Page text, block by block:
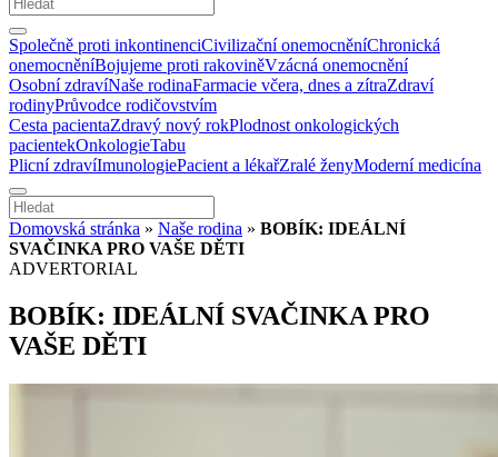
Společně proti inkontinenciCivilizační onemocněníChronická
onemocněníBojujeme proti rakoviněVzácná onemocnění
Osobní zdravíNaše rodinaFarmacie včera, dnes a zítraZdraví
rodinyPrůvodce rodičovstvím
Cesta pacientaZdravý nový rokPlodnost onkologických
pacientekOnkologieTabu
Plicní zdravíImunologiePacient a lékařZralé ženyModerní medicína
Domovská stránka » Naše rodina » BOBÍK: IDEÁLNÍ
SVAČINKA PRO VAŠE DĚTI
ADVERTORIAL
BOBÍK: IDEÁLNÍ SVAČINKA PRO
VAŠE DĚTI